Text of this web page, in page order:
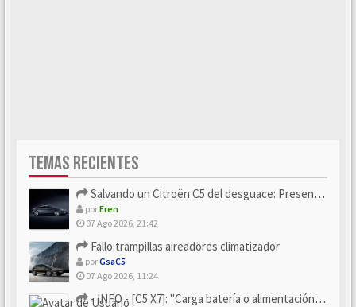
TEMAS RECIENTES
Salvando un Citroën C5 del desguace: Presentación y seguimiento
porEren
07 Ago 2026, 21:42
Fallo trampillas aireadores climatizador
porGsaC5
07 Ago 2026, 11:24
- INFO - [C5 X7]: "Carga batería o alimentación eléctri...